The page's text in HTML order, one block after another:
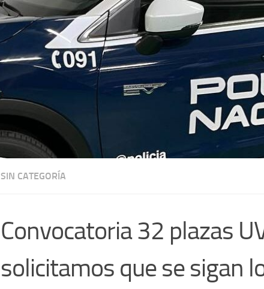
SIN CATEGORÍA
Convocatoria 32 plazas
solicitamos que se sigan